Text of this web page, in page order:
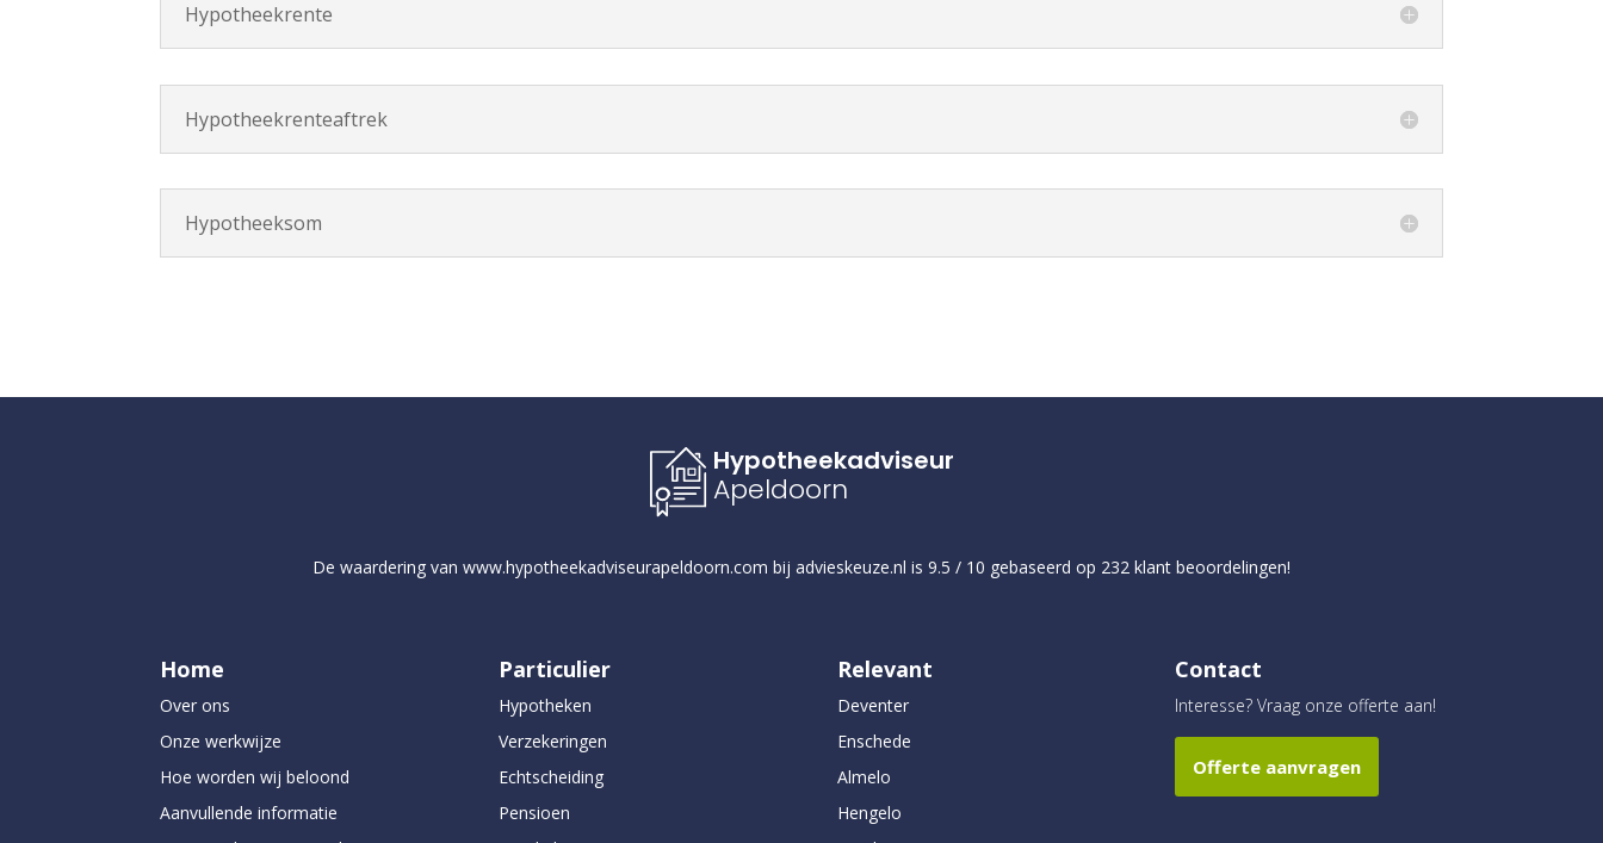
Hypotheekrente
Hypotheekrenteaftrek
Hypotheeksom
Hypotheekadviseur
Apeldoorn
De waardering van www.hypotheekadviseurapeldoorn.com bij advieskeuze.nl is 9.5 / 10 gebaseerd op 232 klant beoordelingen!
Home
Over ons
Onze werkwijze
Hoe worden wij beloond
Aanvullende informatie
Particulier
Hypotheken
Verzekeringen
Echtscheiding
Pensioen
Relevant
Deventer
Enschede
Almelo
Hengelo
Contact
Interesse? Vraag onze offerte aan!
Offerte aanvragen